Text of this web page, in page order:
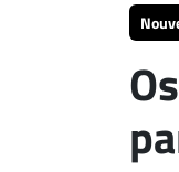
CARRIÈRE